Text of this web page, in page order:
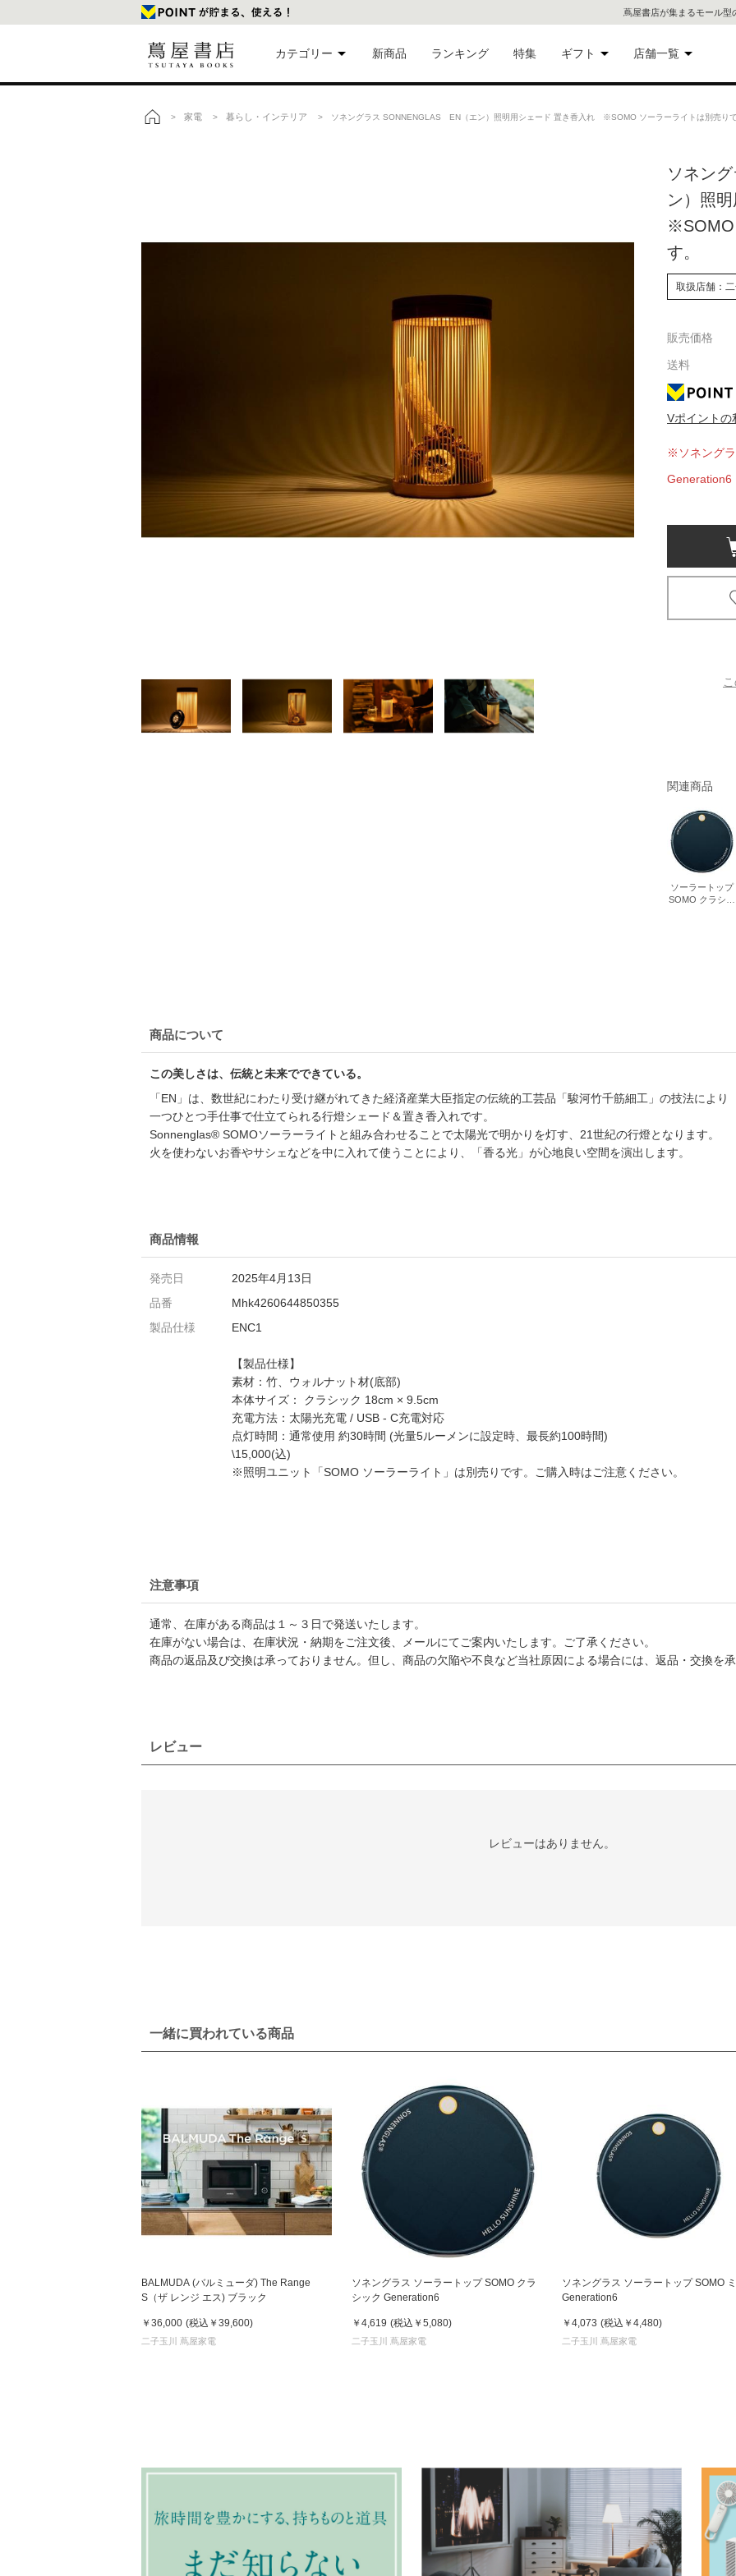
蔦屋書店が集まるモール型
カテゴリー
美術品
食品
eギフト
新商品 ランキング 特集 ギフト
ギフトにおすすめ
店舗一覧
代官
屋書
書店
京都
書店
六本
屋書
> 家電 > 暮らし・インテリア > ソネングラス SONNENGLAS EN（エン）照明用シェード 置き香入れ ※SOMO ソーラーライトは別売り
ソネン
ン）照
※SOMO
す。
取扱店舗：
販売価格
送料
Vポイントの
※ソネング
Generation6
関連商品
ソーラートップ
SOMO クラシッ
商品について
この美しさは、伝統と未来でできている。
「EN」は、数世紀にわたり受け継がれてきた経済産業大臣指定の伝統的工芸品「駿河竹千筋細工」の技法により
一つひとつ手仕事で仕立てられる行燈シェード＆置き香入れです。
Sonnenglas® SOMOソーラーライトと組み合わせることで太陽光で明かりを灯す、21世紀の行燈となります。
火を使わないお香やサシェなどを中に入れて使うことにより、「香る光」が心地良い空間を演出します。
商品情報
発売日
2025年4月13日
品番
Mhk4260644850355
製品仕様
ENC1
【製品仕様】
素材：竹、ウォルナット材(底部)
本体サイズ： クラシック 18cm × 9.5cm
充電方法：太陽光充電 / USB - C充電対応
点灯時間：通常使用 約30時間 (光量5ルーメンに設定時、最長約100時間)
\15,000(込)
※照明ユニット「SOMO ソーラーライト」は別売りです。ご購入時はご注意ください。
注意事項
通常、在庫がある商品は１～３日で発送いたします。
在庫がない場合は、在庫状況・納期をご注文後、メールにてご案内いたします。ご了承ください。
商品の返品及び交換は承っておりません。但し、商品の欠陥や不良など当社原因による場合には、返品・交換を
レビュー
レビューはありません。
一緒に買われている商品
BALMUDA (バルミューダ) The Range
S（ザ レンジ エス) ブラック
￥36,000 (税込 ￥39,600)
二子玉川 蔦屋家電
ソネングラス ソーラートップ SOMO クラ
シック Generation6
￥4,619 (税込 ￥5,080)
二子玉川 蔦屋家電
ソネングラス ソーラートップ SOMO
Generation6
￥4,073 (税込 ￥4,480)
二子玉川 蔦屋家電